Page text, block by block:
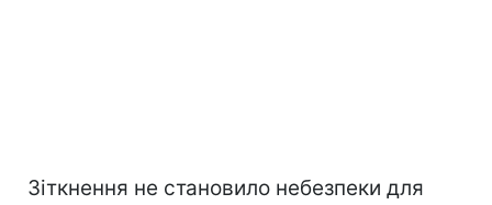
Зіткнення не становило небезпеки для